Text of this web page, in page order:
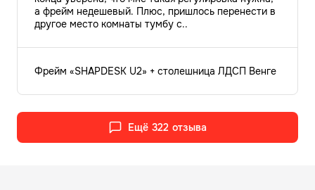
Ещё 322 отзыва